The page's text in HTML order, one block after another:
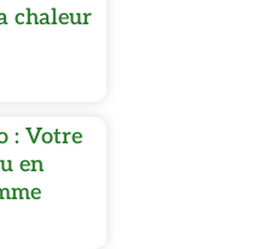
chaleur
: Votre
en